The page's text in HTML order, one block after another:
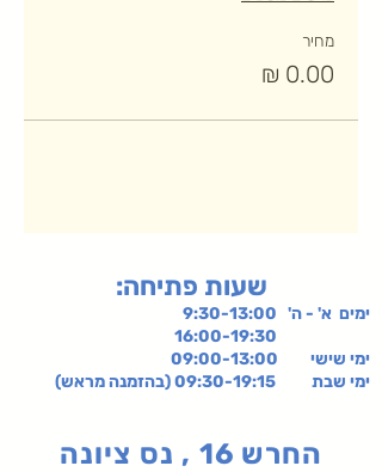
מחיר
:שעות פתיחה
ימים א' - ה' 9:30-13:00
ימי שישי 09:00-13:00
ימי שבת 09:30-19:15 (בהזמנה מראש)
החרש 16 , נס ציונה